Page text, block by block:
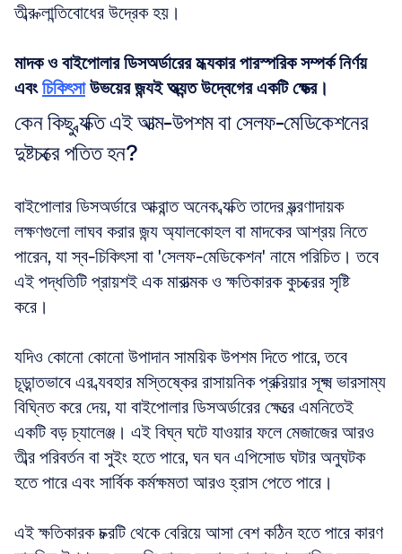
তীব্র ক্লান্তিবোধের উদ্রেক হয়।
মাদক ও বাইপোলার ডিসঅর্ডারের মধ্যকার পারস্পরিক সম্পর্ক নির্ণয়
এবং চিকিৎসা উভয়ের জন্যই অত্যন্ত উদ্বেগের একটি ক্ষেত্র।
কেন কিছু ব্যক্তি এই আত্ম-উপশম বা সেলফ-মেডিকেশনের
দুষ্টচক্রে পতিত হন?
বাইপোলার ডিসঅর্ডারে আক্রান্ত অনেক ব্যক্তি তাদের যন্ত্রণাদায়ক
লক্ষণগুলো লাঘব করার জন্য অ্যালকোহল বা মাদকের আশ্রয় নিতে
পারেন, যা স্ব-চিকিৎসা বা 'সেলফ-মেডিকেশন' নামে পরিচিত। তবে
এই পদ্ধতিটি প্রায়শই এক মারাত্মক ও ক্ষতিকারক কুচক্রের সৃষ্টি
করে।
যদিও কোনো কোনো উপাদান সাময়িক উপশম দিতে পারে, তবে
চূড়ান্তভাবে এর ব্যবহার মস্তিষ্কের রাসায়নিক প্রক্রিয়ার সূক্ষ্ম ভারসাম্য
বিঘ্নিত করে দেয়, যা বাইপোলার ডিসঅর্ডারের ক্ষেত্রে এমনিতেই
একটি বড় চ্যালেঞ্জ। এই বিঘ্ন ঘটে যাওয়ার ফলে মেজাজের আরও
তীব্র পরিবর্তন বা সুইং হতে পারে, ঘন ঘন এপিসোড ঘটার অনুঘটক
হতে পারে এবং সার্বিক কর্মক্ষমতা আরও হ্রাস পেতে পারে।
এই ক্ষতিকারক চক্রটি থেকে বেরিয়ে আসা বেশ কঠিন হতে পারে কারণ